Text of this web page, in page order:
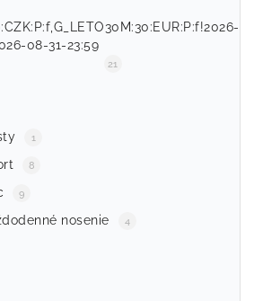
08-31-23:59
21
1
8
9
nosenie 4